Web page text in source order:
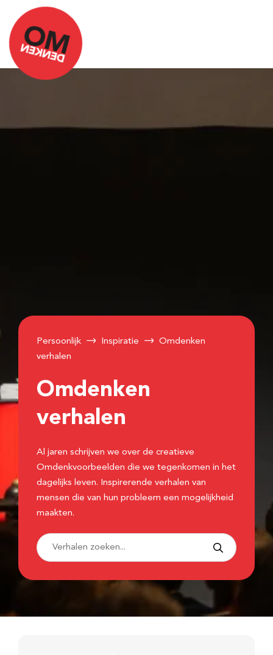
Persoonlijk Inspiratie
Omdenken
verhalen
Omdenken
verhalen
Al jaren schrijven we over de creatieve
Omdenkvoorbeelden die we tegenkomen in het
dagelijks leven. Inspirerende verhalen van
mensen die van hun probleem een mogelijkheid
maakten.